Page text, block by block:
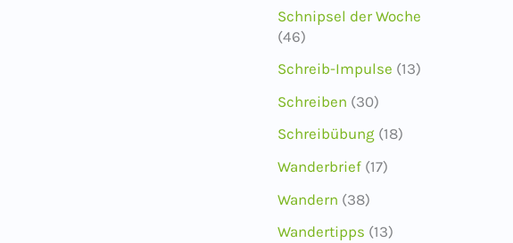
Schnipsel der Woche
(46)
Schreib-Impulse (13)
Schreiben (30)
Schreibübung (18)
Wanderbrief (17)
Wandern (38)
Wandertipps (13)